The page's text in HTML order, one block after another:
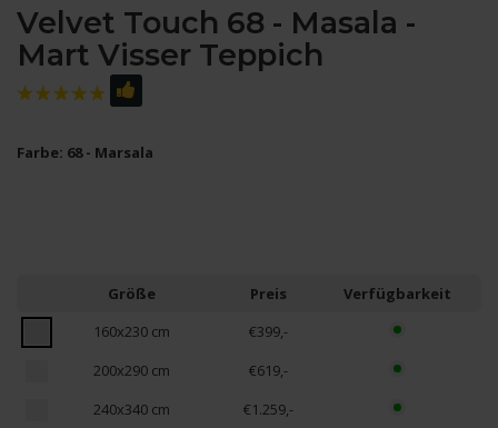
Velvet Touch 68 - Masala -
Mart Visser Teppich
Farbe: 68 - Marsala
Größe Preis
Verfügbarkeit
160x230 cm
€399,-
200x290 cm
€619,-
240x340 cm
€1.259,-